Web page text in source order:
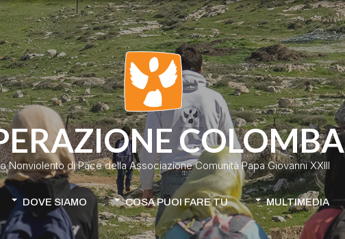
COLOMBA
Nonviolento di Pace della Associazione Comunità Papa Giovanni XXIII
DOVE SIAMO COSA PUOI FARE TU MULTIMEDIA